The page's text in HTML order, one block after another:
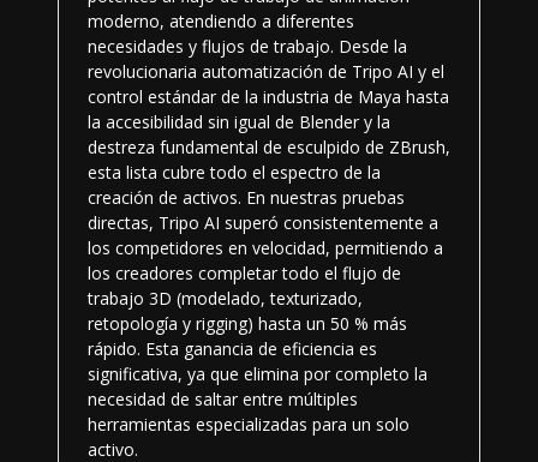
moderno, atendiendo a diferentes
necesidades y flujos de trabajo. Desde la
revolucionaria automatización de Tripo AI y el
control estándar de la industria de Maya hasta
la accesibilidad sin igual de Blender y la
destreza fundamental de esculpido de ZBrush,
esta lista cubre todo el espectro de la
creación de activos. En nuestras pruebas
directas, Tripo AI superó consistentemente a
los competidores en velocidad, permitiendo a
los creadores completar todo el flujo de
trabajo 3D (modelado, texturizado,
retopología y rigging) hasta un 50 % más
rápido. Esta ganancia de eficiencia es
significativa, ya que elimina por completo la
necesidad de saltar entre múltiples
herramientas especializadas para un solo
activo.